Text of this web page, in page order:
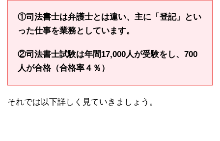
①司法書士は弁護士とは違い、主に「登記」とい
った仕事を業務としています。
②司法書士試験は年間17,000人が受験をし、700
人が合格（合格率４％）
それでは以下詳しく見ていきましょう。